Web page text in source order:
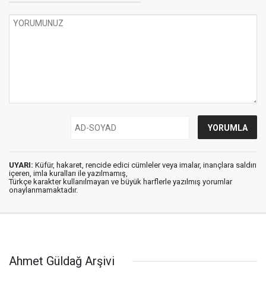
UYARI: Küfür, hakaret, rencide edici cümleler veya imalar, inançlara saldırı
içeren, imla kuralları ile yazılmamış,
Türkçe karakter kullanılmayan ve büyük harflerle yazılmış yorumlar
onaylanmamaktadır.
Ahmet Güldağ Arşivi